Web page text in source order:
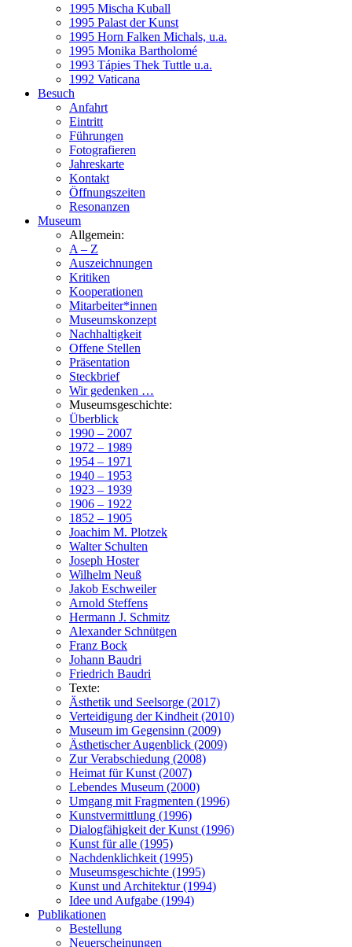
1995 Mischa Kuball
1995 Palast der Kunst
1995 Horn Falken Michals, u.a.
1995 Monika Bartholomé
1993 Tápies Thek Tuttle u.a.
1992 Vaticana
Besuch
Anfahrt
Eintritt
Führungen
Fotografieren
Jahreskarte
Kontakt
Öffnungszeiten
Resonanzen
Museum
Allgemein:
A – Z
Auszeichnungen
Kritiken
Kooperationen
Mitarbeiter*innen
Museumskonzept
Nachhaltigkeit
Offene Stellen
Präsentation
Steckbrief
Wir gedenken …
Museumsgeschichte:
Überblick
1990 – 2007
1972 – 1989
1954 – 1971
1940 – 1953
1923 – 1939
1906 – 1922
1852 – 1905
Joachim M. Plotzek
Walter Schulten
Joseph Hoster
Wilhelm Neuß
Jakob Eschweiler
Arnold Steffens
Hermann J. Schmitz
Alexander Schnütgen
Franz Bock
Johann Baudri
Friedrich Baudri
Texte:
Ästhetik und Seelsorge (2017)
Verteidigung der Kindheit (2010)
Museum im Gegensinn (2009)
Ästhetischer Augenblick (2009)
Zur Verabschiedung (2008)
Heimat für Kunst (2007)
Lebendes Museum (2000)
Umgang mit Fragmenten (1996)
Kunstvermittlung (1996)
Dialogfähigkeit der Kunst (1996)
Kunst für alle (1995)
Nachdenklichkeit (1995)
Museumsgeschichte (1995)
Kunst und Architektur (1994)
Idee und Aufgabe (1994)
Publikationen
Bestellung
Neuerscheinungen